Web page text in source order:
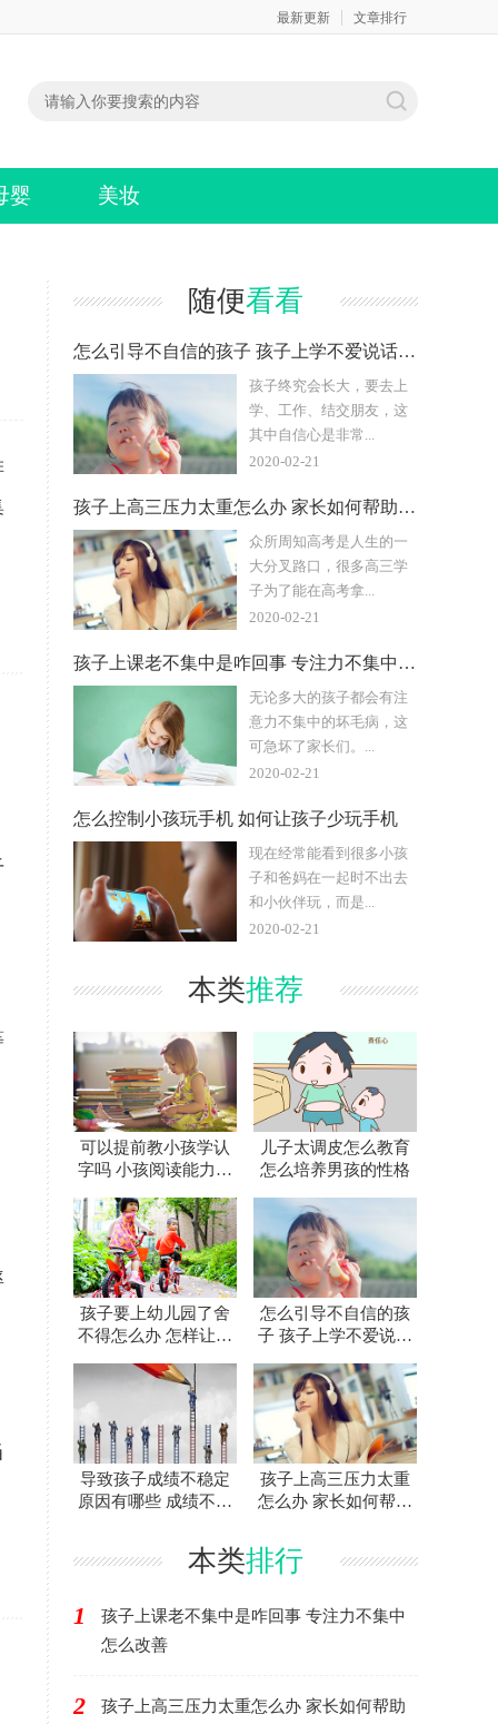
最新更新 文章排行
婴 美妆
随便看看
怎么引导不自信的孩子 孩子上学不爱说话怎么办
孩子终究会长大，要去上
学、工作、结交朋友，这
其中自信心是非常...
2020-02-21
孩子上高三压力太重怎么办 家长如何帮助孩子缓解压力
众所周知高考是人生的一
大分叉路口，很多高三学
子为了能在高考拿...
2020-02-21
孩子上课老不集中是咋回事 专注力不集中怎么改善
无论多大的孩子都会有注
意力不集中的坏毛病，这
可急坏了家长们。...
2020-02-21
怎么控制小孩玩手机 如何让孩子少玩手机
现在经常能看到很多小孩
子和爸妈在一起时不出去
和小伙伴玩，而是...
2020-02-21
本类推荐
可以提前教小孩学认
字吗 小孩阅读能力什
儿子太调皮怎么教育
怎么培养男孩的性格
孩子要上幼儿园了舍
不得怎么办 怎样让孩
怎么引导不自信的孩
子 孩子上学不爱说话
导致孩子成绩不稳定
原因有哪些 成绩不稳
孩子上高三压力太重
怎么办 家长如何帮助
本类排行
1
孩子上课老不集中是咋回事 专注力不集中
怎么改善
2
孩子上高三压力太重怎么办 家长如何帮助